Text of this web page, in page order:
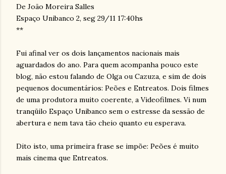
De João Moreira Salles
Espaço Unibanco 2, seg 29/11 17:40hs
**
Fui afinal ver os dois lançamentos nacionais mais
aguardados do ano. Para quem acompanha pouco este
blog, não estou falando de Olga ou Cazuza, e sim de dois
pequenos documentários: Peões e Entreatos. Dois filmes
de uma produtora muito coerente, a Videofilmes. Vi num
tranqüilo Espaço Unibanco sem o estresse da sessão de
abertura e nem tava tão cheio quanto eu esperava.
Dito isto, uma primeira frase se impõe: Peões é muito
mais cinema que Entreatos.